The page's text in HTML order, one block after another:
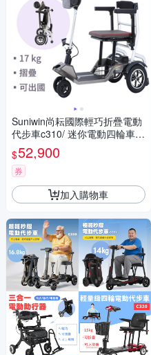
Suniwin尚耘國際輕巧折疊電動
代步車c310/ 迷你電動四輪車/
室內戶外出遊/ 國內外旅行
$52,900
券
加入購物車